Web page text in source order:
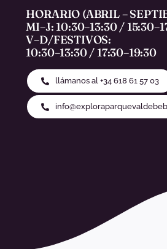
HORARIO (ABRIL –
MI–J: 10:30–13:30 /
V–D/FESTIVOS:
10:30–13:30 / 17:30–19:30
llámanos al +34 618 61 57 03